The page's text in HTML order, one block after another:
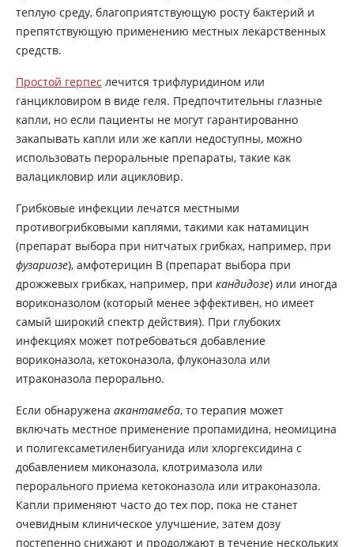
теплую среду, благоприятствующую росту бактерий и
препятствующую применению местных лекарственных
средств.
Простой герпес лечится трифлуридином или
ганцикловиром в виде геля. Предпочтительны глазные
капли, но если пациенты не могут гарантированно
закапывать капли или же капли недоступны, можно
использовать пероральные препараты, такие как
валацикловир или ацикловир.
Грибковые инфекции лечатся местными
противогрибковыми каплями, такими как натамицин
(препарат выбора при нитчатых грибках, например, при
фузариозе), амфотерицин В (препарат выбора при
дрожжевых грибках, например, при кандидозе) или иногда
вориконазолом (который менее эффективен, но имеет
самый широкий спектр действия). При глубоких
инфекциях может потребоваться добавление
вориконазола, кетоконазола, флуконазола или
итраконазола перорально.
Если обнаружена акантамеба, то терапия может
включать местное применение пропамидина, неомицина
и полигексаметиленбигуанида или хлоргексидина с
добавлением миконазола, клотримазола или
перорального приема кетоконазола или итраконазола.
Капли применяют часто до тех пор, пока не станет
очевидным клиническое улучшение, затем дозу
постепенно снижают и продолжают в течение нескольких